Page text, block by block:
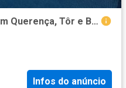
Moradia Isolada T3 Venda em Querença, Tôr e Benafim,Loulé
Infos do anúncio